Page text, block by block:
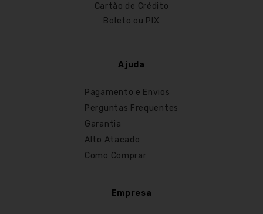
Cartão de Crédito
Boleto ou PIX
Ajuda
Pagamento e Envios
Perguntas Frequentes
Garantia
Alto Atacado
Como Comprar
Empresa